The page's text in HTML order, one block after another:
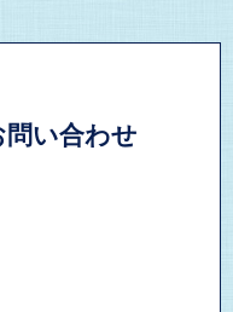
い合わせ